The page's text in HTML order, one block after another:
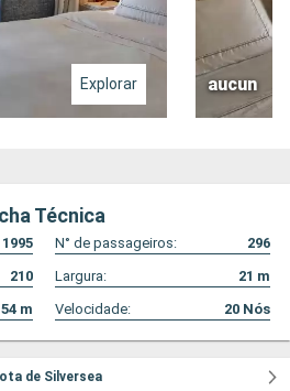
Explorar aucun
Técnica
1995 N° de passageiros:
296
210 Largura: 21 m
m Velocidade: 20 Nós
de Silversea